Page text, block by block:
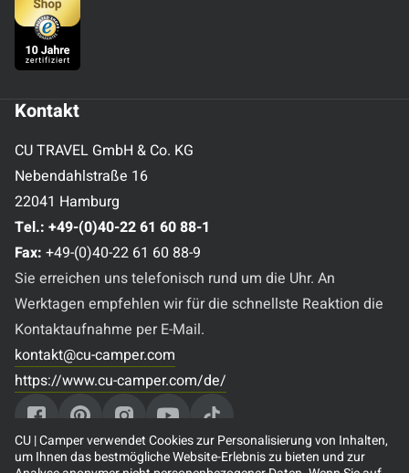
Kontakt
CU TRAVEL GmbH & Co. KG
Nebendahlstraße 16
22041 Hamburg
Tel.: +49-(0)40-22 61 60 88-1
Fax: +49-(0)40-22 61 60 88-9
Sie erreichen uns telefonisch rund um die Uhr. An
Werktagen empfehlen wir für die schnellste Reaktion die
Kontaktaufnahme per E-Mail.
kontakt@cu-camper.com
https://www.cu-camper.com/de/
CU | Camper verwendet Cookies zur Personalisierung von Inhalten,
um Ihnen das bestmögliche Website-Erlebnis zu bieten und zur